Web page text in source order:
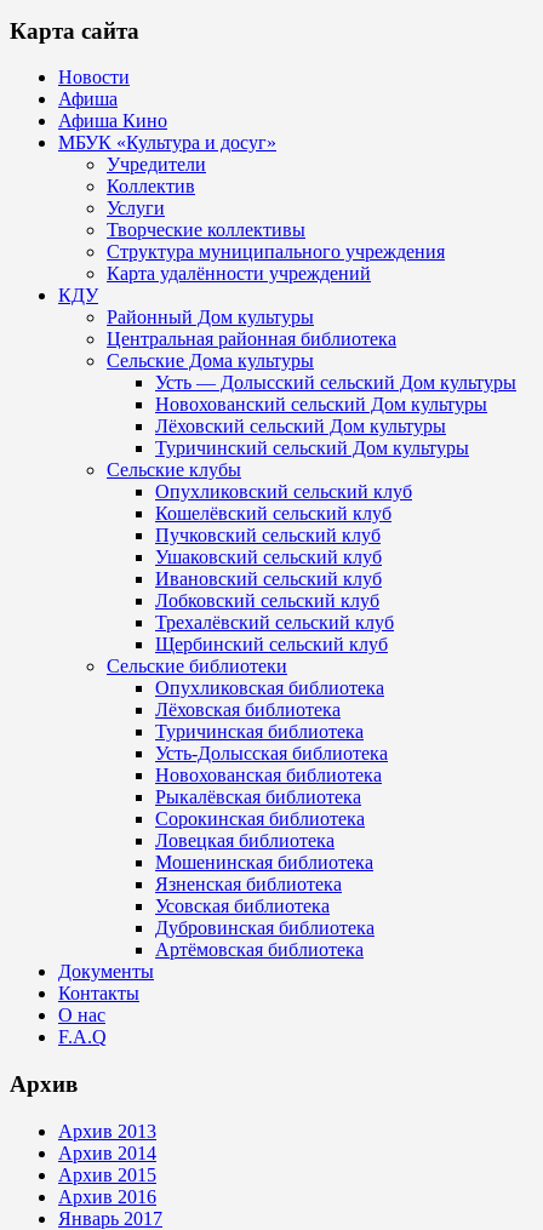
Карта сайта
Новости
Афиша
Афиша Кино
МБУК «Культура и досуг»
Учредители
Коллектив
Услуги
Творческие коллективы
Структура муниципального учреждения
Карта удалённости учреждений
КДУ
Районный Дом культуры
Центральная районная библиотека
Сельские Дома культуры
Усть — Долысский сельский Дом культуры
Новохованский сельский Дом культуры
Лёховский сельский Дом культуры
Туричинский сельский Дом культуры
Сельские клубы
Опухликовский сельский клуб
Кошелёвский сельский клуб
Пучковский сельский клуб
Ушаковский сельский клуб
Ивановский сельский клуб
Лобковский сельский клуб
Трехалёвский сельский клуб
Щербинский сельский клуб
Сельские библиотеки
Опухликовская библиотека
Лёховская библиотека
Туричинская библиотека
Усть-Долысская библиотека
Новохованская библиотека
Рыкалёвская библиотека
Сорокинская библиотека
Ловецкая библиотека
Мошенинская библиотека
Язненская библиотека
Усовская библиотека
Дубровинская библиотека
Артёмовская библиотека
Документы
Контакты
О нас
F.A.Q
Архив
Архив 2013
Архив 2014
Архив 2015
Архив 2016
Январь 2017